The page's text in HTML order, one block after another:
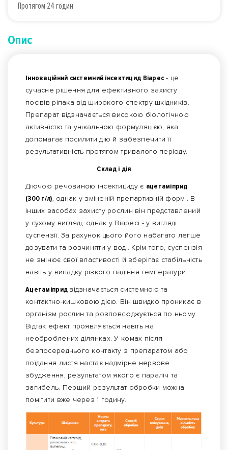
Протягом 24 годин
Опис
Інноваційний системний інсектицид Віарес - це
сучасне рішення для ефективного захисту
посівів ріпака від широкого спектру шкідників.
Препарат відзначається високою біологічною
активністю та унікальною формуляцією, яка
допомагає посилити дію й забезпечити її
результативність протягом тривалого періоду.
Склад і дія
Діючою речовиною інсектициду є ацетаміприд
(300 г/л), однак у зміненій препартивній формі. В
інших засобах захисту рослин він представлений
у сухому вигляді, однак у Віаресі - у вигляді
суспензії. За рахунок цього його набагато легше
дозувати та розчиняти у воді. Крім того, суспензія
не змінює свої властивості й зберігає стабільність
навіть у випадку різкого падіння температури.
Ацетаміприд відзначається системною та
контактно-кишковою дією. Він швидко проникає в
організм рослин та розповсюджується по ньому.
Відтак ефект проявляється навіть на
необроблених ділянках. У комах після
безпосереднього контакту з препаратом або
поїдання листя настає надмірне нервове
збудження, результатом якого є параліч та
загибель. Перший результат обробки можна
помітити вже через 1 годину.